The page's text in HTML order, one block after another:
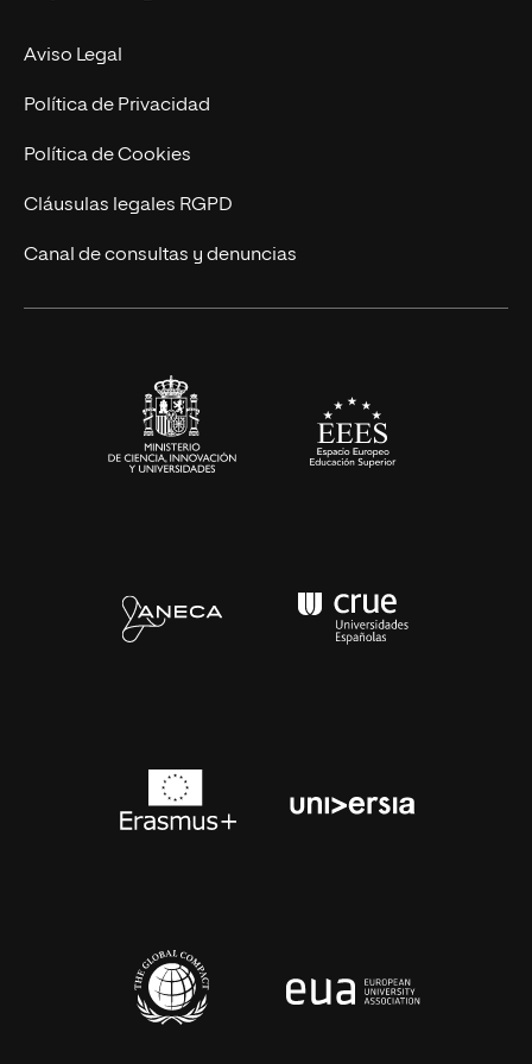
MBA
Marketing y Comunicación
Ingeniería
Diseño
Ciencias de la Salud
Contacto
Aviso Legal
Política de Privacidad
Política de Cookies
Cláusulas legales RGPD
Canal de consultas y denuncias